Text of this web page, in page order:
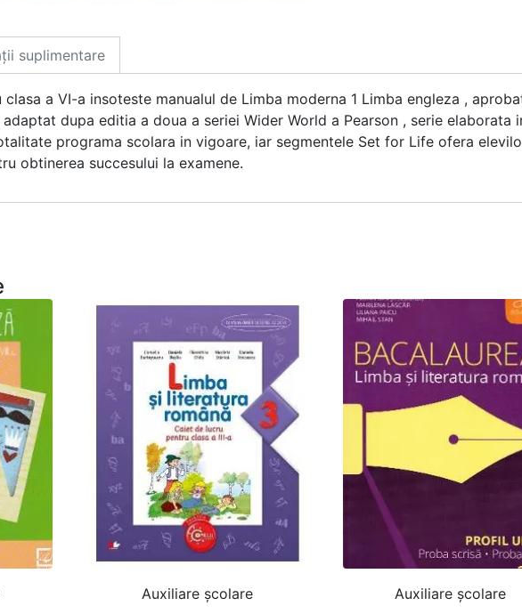
suplimentare
clasa a VI-a insoteste manualul de Limba moderna 1 Limba engleza ,
dupa editia a doua a seriei Wider World a Pearson , serie elaborata
programa scolara in vigoare, iar segmentele Set for Life ofera
obtinerea succesului la examene.
Auxiliare şcolare
Auxiliare şcolare